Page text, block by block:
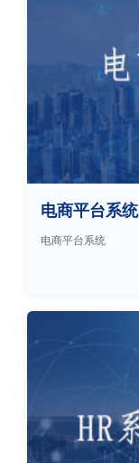
电商平台系统
电商平台系统